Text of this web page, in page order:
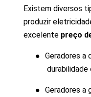
Existem diversos
produzir
excelente preço
● Geradores a
● Geradores a